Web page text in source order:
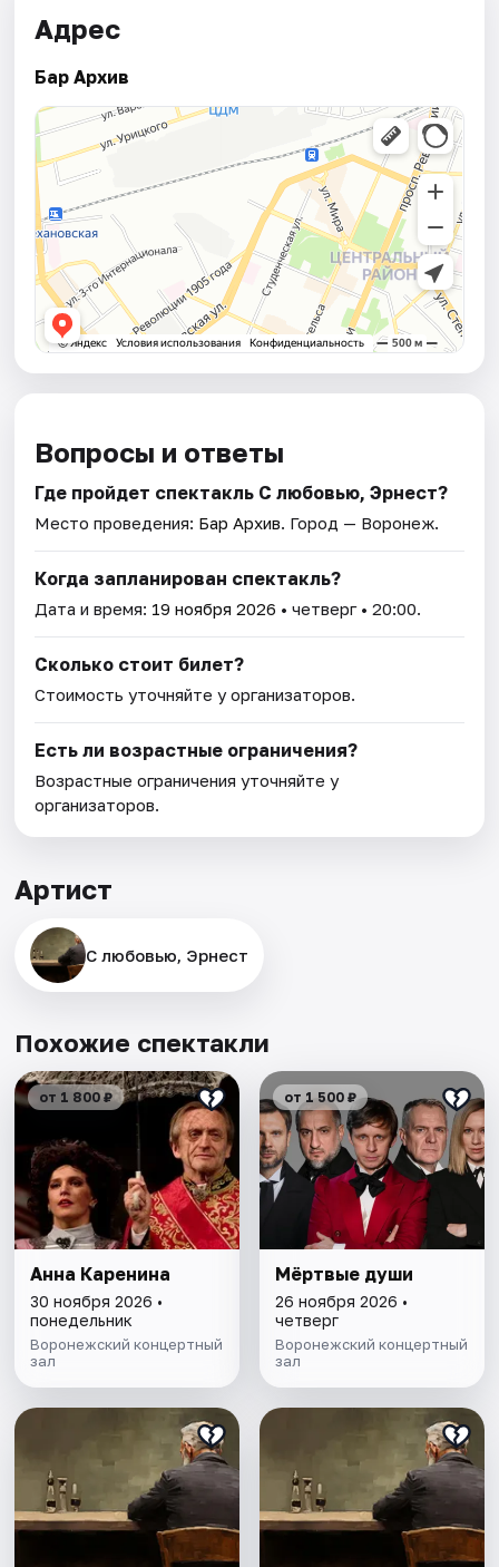
Адрес
Бар Архив
Вопросы и ответы
Где пройдет спектакль С любовью, Эрнест?
Место проведения: Бар Архив. Город — Воронеж.
Когда запланирован спектакль?
Дата и время: 19 ноября 2026 • четверг • 20:00.
Сколько стоит билет?
Стоимость уточняйте у организаторов.
Есть ли возрастные ограничения?
Возрастные ограничения уточняйте у
организаторов.
Артист
С любовью, Эрнест
Похожие спектакли
от 1 800 ₽
Анна Каренина
30 ноября 2026 •
понедельник
Воронежский концертный
зал
от 1 500 ₽
Мёртвые души
26 ноября 2026 •
четверг
Воронежский концертный
зал